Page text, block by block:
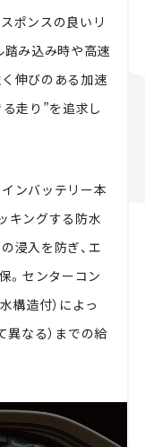
ポンスの良いリ
踏み込み時や高速
伸びのある加速
走り”を追求し
ンバッテリー本
キングする防水
浸入を防ぎ、エ
。センターコン
構造付）によっ
異なる）までの給